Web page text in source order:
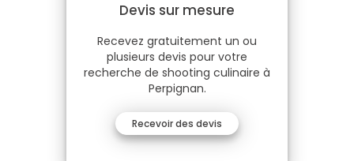
Devis sur mesure
Recevez gratuitement un ou
plusieurs devis pour votre
recherche de shooting culinaire à
Perpignan.
Recevoir des devis